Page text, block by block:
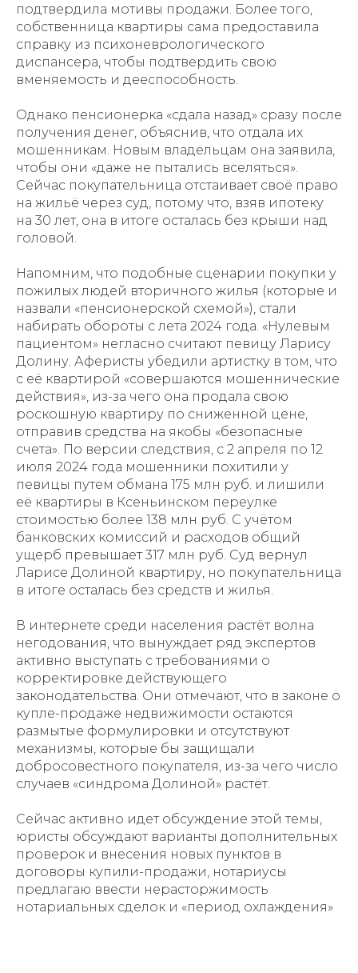
подтвердила мотивы продажи. Более того,
собственница квартиры сама предоставила
справку из психоневрологического
диспансера, чтобы подтвердить свою
вменяемость и дееспособность.
Однако пенсионерка «сдала назад» сразу после
получения денег, объяснив, что отдала их
мошенникам. Новым владельцам она заявила,
чтобы они «даже не пытались вселяться».
Сейчас покупательница отстаивает своё право
на жильё через суд, потому что, взяв ипотеку
на 30 лет, она в итоге осталась без крыши над
головой.
Напомним, что подобные сценарии покупки у
пожилых людей вторичного жилья (которые и
назвали «пенсионерской схемой»), стали
набирать обороты с лета 2024 года. «Нулевым
пациентом» негласно считают певицу Ларису
Долину. Аферисты убедили артистку в том, что
с её квартирой «совершаются мошеннические
действия», из-за чего она продала свою
роскошную квартиру по сниженной цене,
отправив средства на якобы «безопасные
счета». По версии следствия, с 2 апреля по 12
июля 2024 года мошенники похитили у
певицы путем обмана 175 млн руб. и лишили
её квартиры в Ксеньинском переулке
стоимостью более 138 млн руб. С учётом
банковских комиссий и расходов общий
ущерб превышает 317 млн руб. Суд вернул
Ларисе Долиной квартиру, но покупательница
в итоге осталась без средств и жилья.
В интернете среди населения растёт волна
негодования, что вынуждает ряд экспертов
активно выступать с требованиями о
корректировке действующего
законодательства. Они отмечают, что в законе о
купле-продаже недвижимости остаются
размытые формулировки и отсутствуют
механизмы, которые бы защищали
добросовестного покупателя, из-за чего число
случаев «синдрома Долиной» растёт.
Сейчас активно идет обсуждение этой темы,
юристы обсуждают варианты дополнительных
проверок и внесения новых пунктов в
договоры купили-продажи, нотариусы
предлагаю ввести нерасторжимость
нотариальных сделок и «период охлаждения»